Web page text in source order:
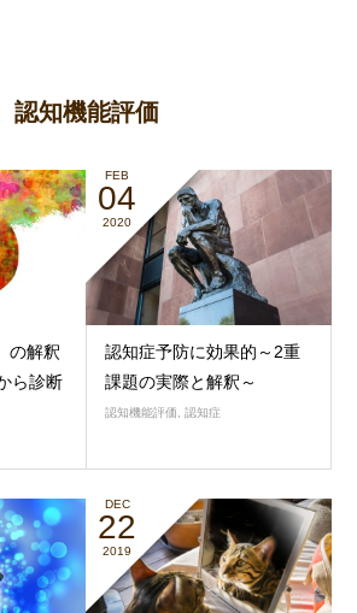
認知機能評価
の解釈
ら診断
FEB
04
2020
認知症予防に効果的～2重
課題の実際と解釈～
認知機能評価, 認知症
DEC
22
2019